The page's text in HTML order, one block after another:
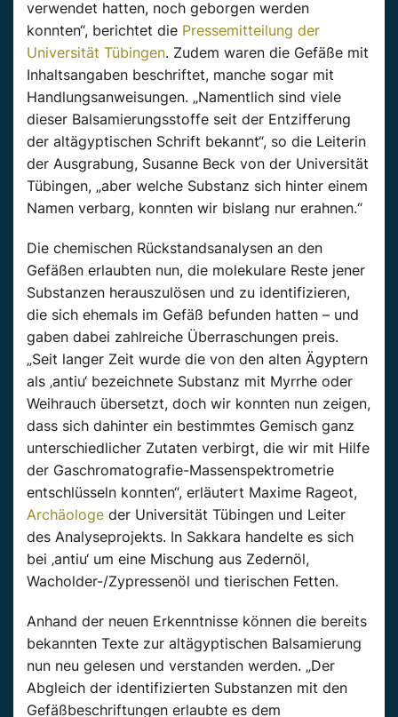
verwendet hatten, noch geborgen werden
konnten“, berichtet die Pressemitteilung der
Universität Tübingen. Zudem waren die Gefäße mit
Inhaltsangaben beschriftet, manche sogar mit
Handlungsanweisungen. „Namentlich sind viele
dieser Balsamierungsstoffe seit der Entzifferung
der altägyptischen Schrift bekannt“, so die Leiterin
der Ausgrabung, Susanne Beck von der Universität
Tübingen, „aber welche Substanz sich hinter einem
Namen verbarg, konnten wir bislang nur erahnen.“
Die chemischen Rückstandsanalysen an den
Gefäßen erlaubten nun, die molekulare Reste jener
Substanzen herauszulösen und zu identifizieren,
die sich ehemals im Gefäß befunden hatten – und
gaben dabei zahlreiche Überraschungen preis.
„Seit langer Zeit wurde die von den alten Ägyptern
als ‚antiu‘ bezeichnete Substanz mit Myrrhe oder
Weihrauch übersetzt, doch wir konnten nun zeigen,
dass sich dahinter ein bestimmtes Gemisch ganz
unterschiedlicher Zutaten verbirgt, die wir mit Hilfe
der Gaschromatografie-Massenspektrometrie
entschlüsseln konnten“, erläutert Maxime Rageot,
Archäologe der Universität Tübingen und Leiter
des Analyseprojekts. In Sakkara handelte es sich
bei ‚antiu‘ um eine Mischung aus Zedernöl,
Wacholder-/Zypressenöl und tierischen Fetten.
Anhand der neuen Erkenntnisse können die bereits
bekannten Texte zur altägyptischen Balsamierung
nun neu gelesen und verstanden werden. „Der
Abgleich der identifizierten Substanzen mit den
Gefäßbeschriftungen erlaubte es dem